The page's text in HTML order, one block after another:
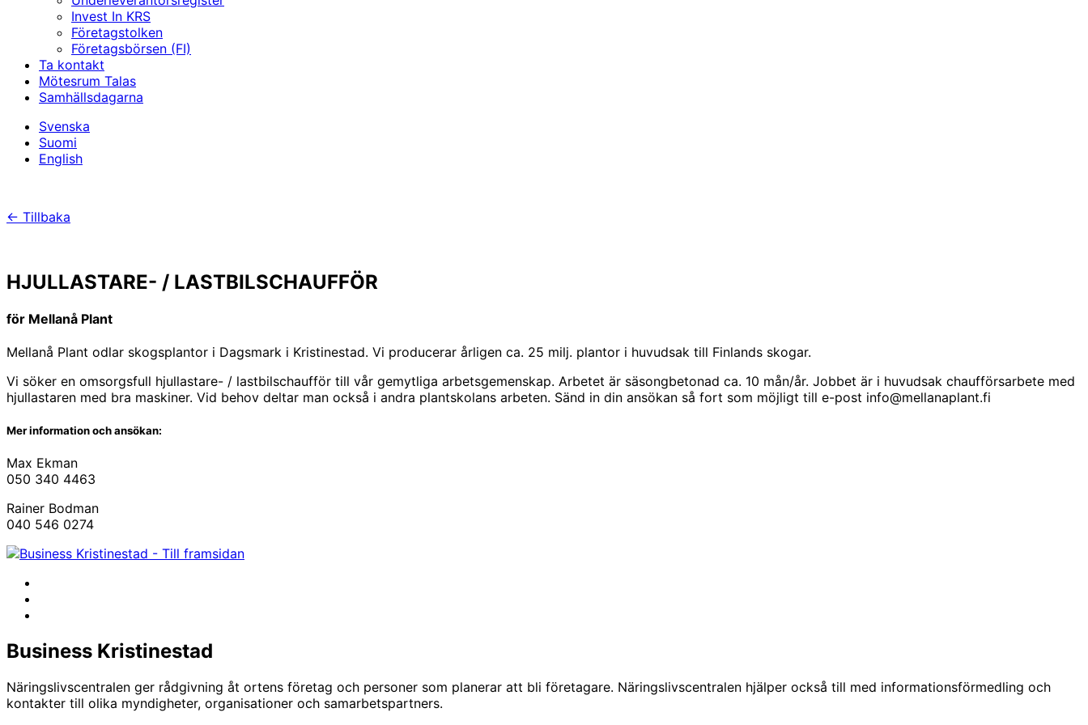
Invest In KRS
Företagstolken
Företagsbörsen (FI)
Ta kontakt
Mötesrum Talas
Samhällsdagarna
Svenska
Suomi
English
← Tillbaka
HJULLASTARE- / LASTBIL­SCHAUFFÖR
för Mellanå Plant
Mellanå Plant odlar skogsplantor i Dagsmark i Kristinestad. Vi producerar årligen ca. 25 milj. plantor i huvudsak till Finlands skogar.
Vi söker en omsorgsfull hjullastare- / lastbilschaufför till vår gemytliga arbetsgemenskap. Arbetet är säsongbetonad ca. 10 mån/år. Jobbet är i huvudsak chaufförsarbete med
hjullastaren med bra maskiner. Vid behov deltar man också i andra plantskolans arbeten. Sänd in din ansökan så fort som möjligt till e-post info@mellanaplant.fi
Mer information och ansökan:
Max Ekman
050 340 4463
Rainer Bodman
040 546 0274
Business Kristinestad
Näringslivscentralen ger rådgivning åt ortens företag och personer som planerar att bli företagare. Näringslivscentralen hjälper också till med informationsförmedling och
kontakter till olika myndigheter, organisationer och samarbetspartners.